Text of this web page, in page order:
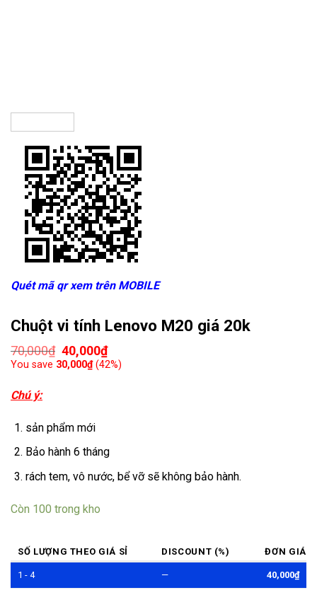
Quét mã qr xem trên MOBILE
Chuột vi tính Lenovo M20 giá 20k
70,000₫ 40,000₫
You save 30,000₫(42%)
Chú ý:
sản phẩm mới
Bảo hành 6 tháng
rách tem, vô nước, bể vỡ sẽ không bảo hành.
Còn 100 trong kho
SỐ LƯỢNG THEO GIÁ SỈ DISCOUNT (%) ĐƠN GIÁ
1 - 4 — 40,000₫